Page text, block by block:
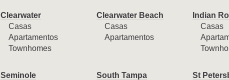
Clearwater
Casas
Apartamentos
Townhomes
Clearwater Beach
Casas
Apartamentos
Indian
Casas
Seminole
South Tampa
St